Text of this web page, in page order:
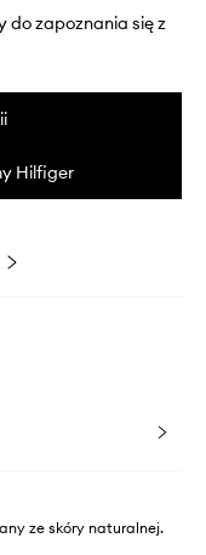
do zapoznania się z
Hilfiger
ze skóry naturalnej.